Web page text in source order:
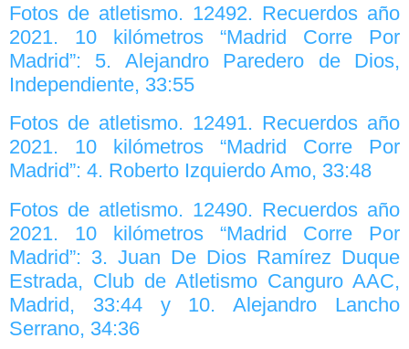
Fotos de atletismo. 12492. Recuerdos año
2021. 10 kilómetros “Madrid Corre Por
Madrid”: 5. Alejandro Paredero de Dios,
Independiente, 33:55
Fotos de atletismo. 12491. Recuerdos año
2021. 10 kilómetros “Madrid Corre Por
Madrid”: 4. Roberto Izquierdo Amo, 33:48
Fotos de atletismo. 12490. Recuerdos año
2021. 10 kilómetros “Madrid Corre Por
Madrid”: 3. Juan De Dios Ramírez Duque
Estrada, Club de Atletismo Canguro AAC,
Madrid, 33:44 y 10. Alejandro Lancho
Serrano, 34:36